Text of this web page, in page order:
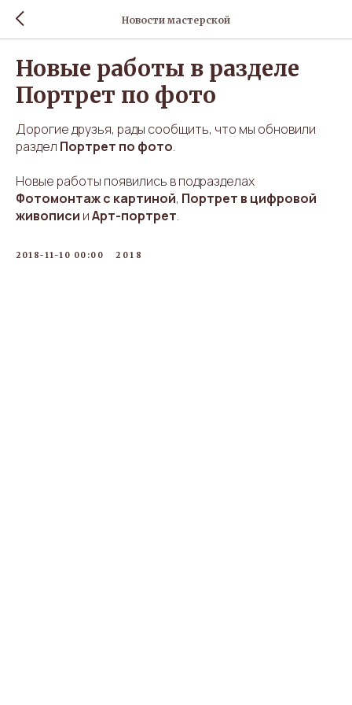
Новости мастерской
Новые работы в разделе
Портрет по фото
Дорогие друзья, рады сообщить, что мы обновили
раздел Портрет по фото.
Новые работы появились в подразделах
Фотомонтаж с картиной, Портрет в цифровой
живописи иАрт-портрет.
2018-11-10 00:00 2018